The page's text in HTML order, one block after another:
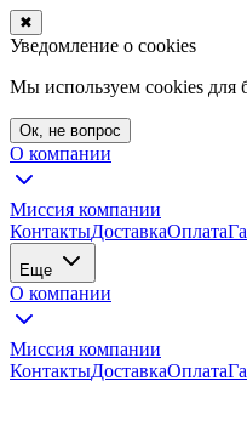
✖
Уведомление о cookies
Мы используем cookies для
Ок, не вопрос
О компании
Миссия компании
КонтактыДоставкаОплата
Еще
О компании
Миссия компании
КонтактыДоставкаОплата